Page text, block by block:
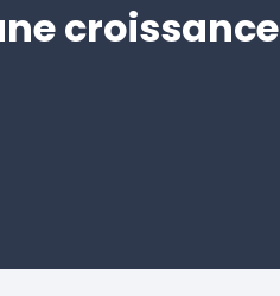
croissance